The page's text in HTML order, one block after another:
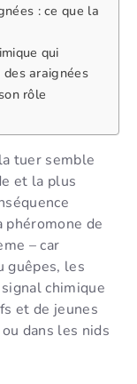
: ce que la
qui
araignées
rôle
tuer semble
et la plus
de
– car
guêpes, les
chimique
et de jeunes
dans les nids